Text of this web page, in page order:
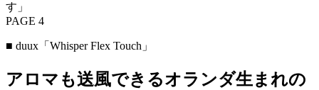
す」
PAGE 4
■ duux「Whisper Flex Touch」
アロマも送風できるオランダ生まれの